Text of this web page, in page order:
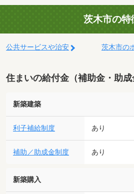
茨木市の特
公共サービスや治安 茨木市の
住まいの給付金（補助金・助成
新築建築
利子補給制度 あり
補助／助成金制度 あり
新築購入